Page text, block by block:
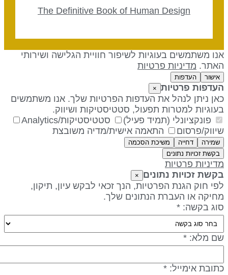
The Definitive Book of Human Design
משתמשים בעוגיות לשיפור חוויית הגלישה ושירותי
מדיניות פרטיות
אישור העדפות
פרטיות ×
ניתן לנהל את העדפות הפרטיות שלך. אנו משתמשים
למטרות תפעול, סטטיסטיקות ושיווק.
פונקציונלי (תמיד פעיל)
סטטיסטיקות/Analytics
פרסום
התאמה אישית/מדיה משובצת
שמירה דחייה
משיכת הסכמה
בקשת זכויות נתונים
פרטיות
זכויות נתונים
חוק הגנת הפרטיות, הנך זכאי לבקש עיון, תיקון,
או העברת הנתונים שלך.
בקשה: *
מלא: *
אימייל: *